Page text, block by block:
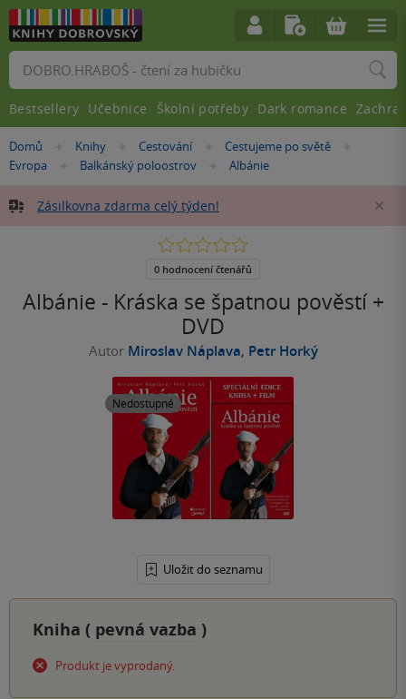
Nacházíte
se
Domů »
Knihy »Cestování »
Cestujeme po světě
Evropa »
Balkánský poloostrov »Albánie
Zásilkovna zdarma celý týden!
Albánie - Kráska se špatnou pověstí +
DVD
Autor Miroslav Náplava, Petr Horký
Nedostupné
Uložit do seznamu
0.0
5
0 hodnocení čtenářů
Kniha ( pevná vazba )
Produkt je vyprodaný.
Vyhledávání
Bestsellery Učebnice Školní potřeby Dark romance